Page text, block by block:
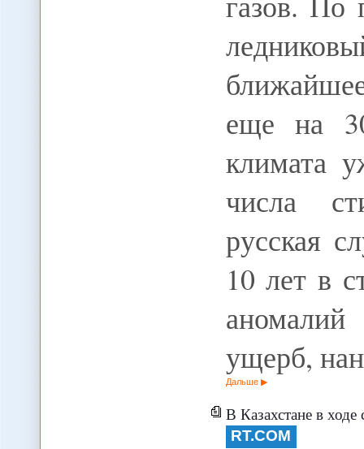
еще на
климата
числа
русская
10 лет в
ущерб,
Дальше
В Казахстане в ходе
RT.COM